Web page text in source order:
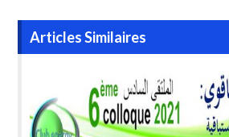
Articles Similaires